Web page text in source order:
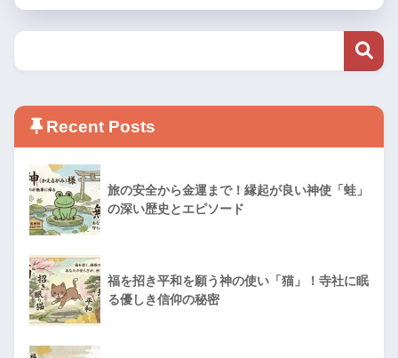
Recent Posts
旅の安全から金運まで！縁起が良い神使「蛙」
の深い歴史とエピソード
福を招き平和を願う神の使い「猫」！寺社に眠
る優しき信仰の秘密